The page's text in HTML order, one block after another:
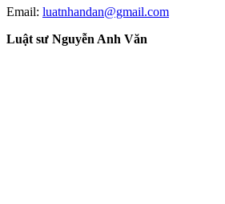
Email: luatnhandan@gmail.com
Luật sư Nguyễn Anh Văn